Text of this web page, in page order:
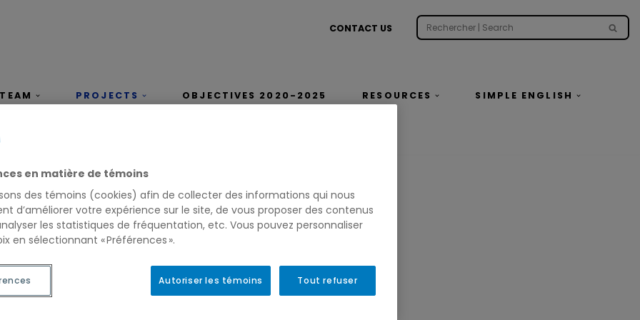
CONTACT US
TEAM PROJECTS OBJECTIVES 2020-2025 RESOURCES
SIMPLE ENGLISH
en matière de témoins
des témoins (cookies) afin de collecter des informations qui nous
d’améliorer votre expérience sur le site, de vous proposer des contenus
les statistiques de fréquentation, etc. Vous pouvez personnaliser
en sélectionnant « Préférences ».
Tout refuser
Autoriser les témoins